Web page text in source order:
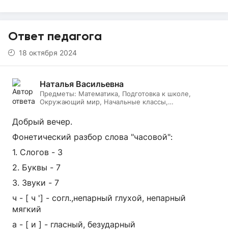
Ответ педагога
18 октября 2024
Наталья Васильевна
Предметы: Математика, Подготовка к школе,
Окружающий мир, Начальные классы,
Добрый вечер.
Фонетический разбор слова "часовой":
1. Слогов - 3
2. Буквы - 7
3. Звуки - 7
ч - [ ч '] - согл.,непарный глухой, непарный
мягкий
а - [ и ] - гласный, безударный